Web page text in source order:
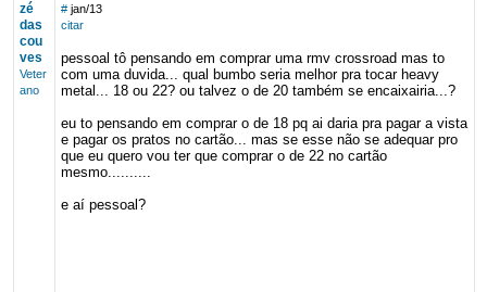
zé
das
cou
ves
Veter
ano
# jan/13
citar
pessoal tô pensando em comprar uma rmv crossroad mas to
com uma duvida... qual bumbo seria melhor pra tocar heavy
metal... 18 ou 22? ou talvez o de 20 também se encaixairia...?
eu to pensando em comprar o de 18 pq ai daria pra pagar a vista
e pagar os pratos no cartão... mas se esse não se adequar pro
que eu quero vou ter que comprar o de 22 no cartão
mesmo..........
e aí pessoal?